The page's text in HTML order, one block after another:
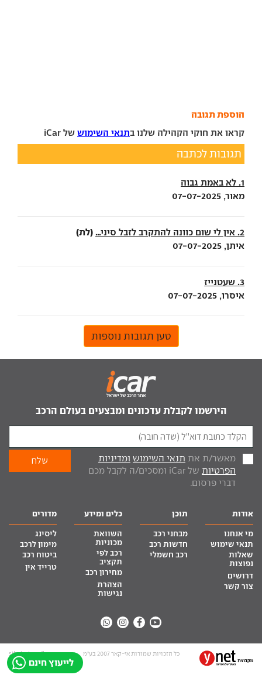
הוספת תגובה
קראו את חוקי הקהילה שלנו בתנאי השימוש של iCar
תגובות לכתבה
1. לא באמת גבוה
מאור, 07-07-2025
2. אין לי שום כוונה להתקרב לזבל סיני... (לת)
איתן, 07-07-2025
3. שעטנייז
איסרו, 07-07-2025
טען תגובות נוספות
לייעוץ חינם
הירשמו לקבלת עדכונים ומבצעים בעולם הרכב
מאשר/ת את תנאי השימוש ומדיניות
הפרטיות
של iCar ומסכים/ה לקבל מכם
דברי פרסום.
אודות
מי אנחנו
תנאי שימוש
שאלות
נפוצות
דרושים
צור קשר
תוכן
מבחני רכב
חדשות רכב
רכב חשמלי
כלים ומידע
השוואת
מכוניות
רכב לפי
תקציב
מחירון רכב
הצהרת
נגישות
מדורים
ליסינג
מימון לרכב
ביטוח רכב
טרייד אין
כל הזכויות שמורות אי-קאר 2007 בע”מ site by tq.soft